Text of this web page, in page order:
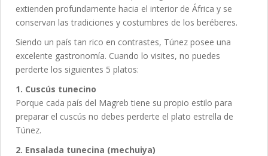
extienden profundamente hacia el interior de África y se
conservan las tradiciones y costumbres de los beréberes.
Siendo un país tan rico en contrastes, Túnez posee una
excelente gastronomía. Cuando lo visites, no puedes
perderte los siguientes 5 platos:
1. Cuscús tunecino
Porque cada país del Magreb tiene su propio estilo para
preparar el cuscús no debes perderte el plato estrella de
Túnez.
2. Ensalada tunecina (mechuiya)